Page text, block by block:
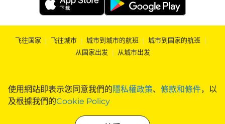
使用網站即表示您同意我們的隱私權政策、 條款和條件，以
及根據我們的Cookie Policy
飞往国家 | 飞往城市 | 城市到城市的航班 | 城市到国家的航班 |
从国家出发 | 从城市出发